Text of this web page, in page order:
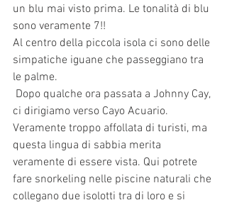
un blu mai visto prima. Le tonalità di blu
sono veramente 7!!
Al centro della piccola isola ci sono delle
simpatiche iguane che passeggiano tra
le palme.
ci dirigiamo verso Cayo Acuario.
Veramente troppo affollata di turisti, ma
questa lingua di sabbia merita
veramente di essere vista. Qui potrete
fare snorkeling nelle piscine naturali che
collegano due isolotti tra di loro e si